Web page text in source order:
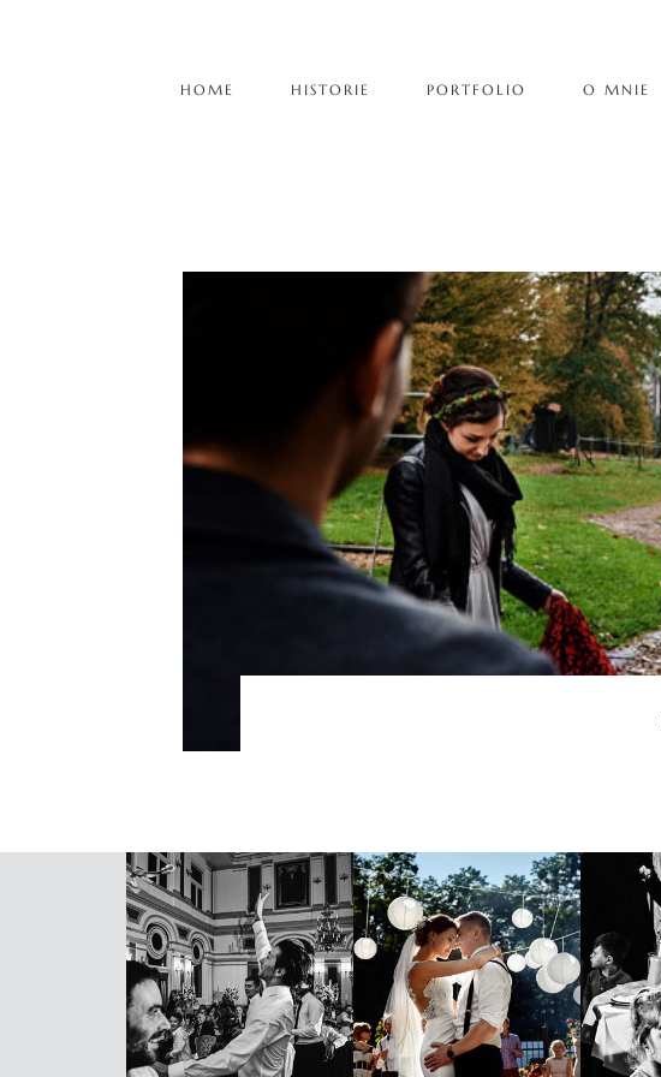
HOME HISTORIE PORTFOLIO O MNIE